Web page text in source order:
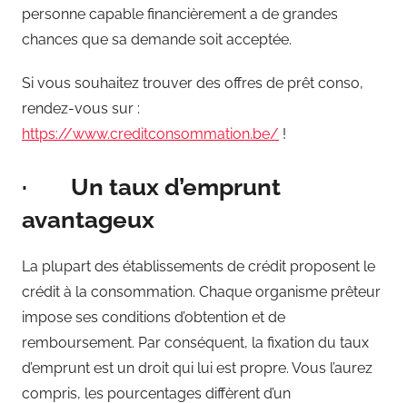
personne capable financièrement a de grandes
chances que sa demande soit acceptée.
Si vous souhaitez trouver des offres de prêt conso,
rendez-vous sur :
https://www.creditconsommation.be/ !
· Un taux d’emprunt
avantageux
La plupart des établissements de crédit proposent le
crédit à la consommation. Chaque organisme prêteur
impose ses conditions d’obtention et de
remboursement. Par conséquent, la fixation du taux
d’emprunt est un droit qui lui est propre. Vous l’aurez
compris, les pourcentages diffèrent d’un